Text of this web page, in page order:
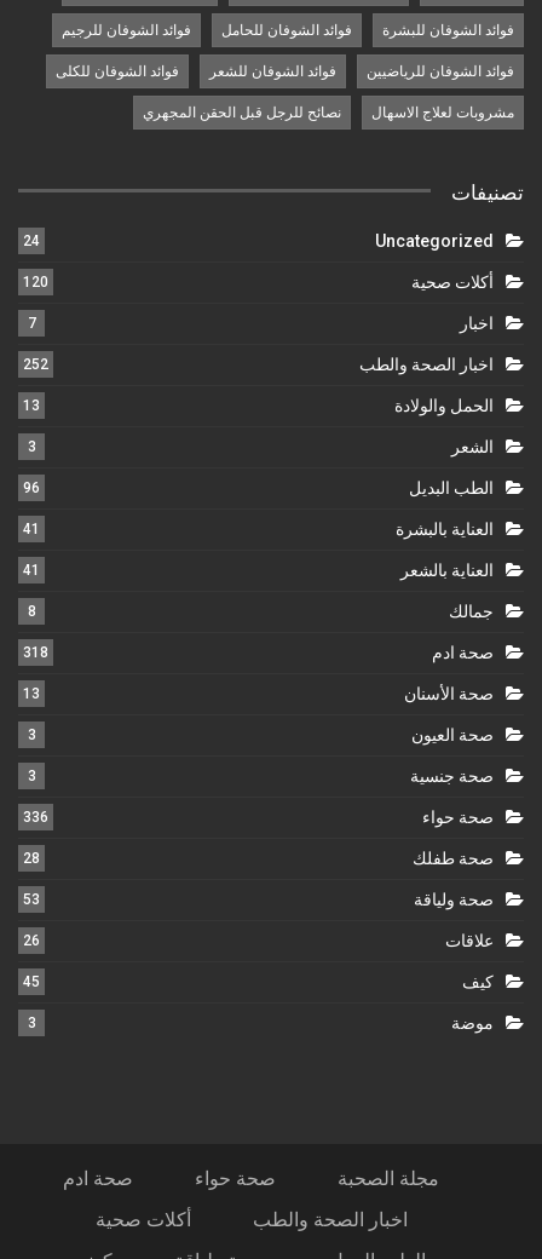
فوائد الشوفان للبشرة فوائد الشوفان للحامل فوائد الشوفان للرجيم
فوائد الشوفان للرياضيين فوائد الشوفان للشعر فوائد الشوفان للكلى
مشروبات لعلاج الاسهال نصائح للرجل قبل الحقن المجهري
تصنيفات
Uncategorized
24
أكلات صحية 120
اخبار 7
اخبار الصحة والطب 252
الحمل والولادة 13
الشعر 3
الطب البديل 96
العناية بالبشرة 41
العناية بالشعر 41
جمالك 8
صحة ادم 318
صحة الأسنان 13
صحة العيون 3
صحة جنسية 3
صحة حواء 336
صحة طفلك 28
صحة ولياقة 53
علاقات 26
كيف 45
موضة 3
مجلة الصحبة صحة حواء
صحة ادم
اخبار الصحة والطب
أكلات صحية